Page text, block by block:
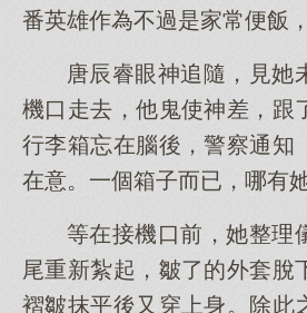
番英雄作為不過是家常便飯
唐辰睿眼神追隨，見她
機口走去，他鬼使神差，跟
行李箱忘在腦後，警察通知
在意。一個箱子而已，哪有
等在接機口前，她整理
尾重新紮起，皺了的外套脫
褶皺抹平後又穿上身。除此